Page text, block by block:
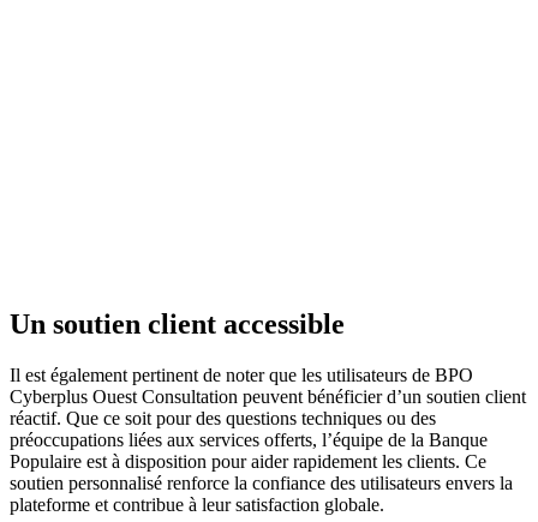
Un soutien client accessible
Il est également pertinent de noter que les utilisateurs de BPO
Cyberplus Ouest Consultation peuvent bénéficier d’un soutien client
réactif. Que ce soit pour des questions techniques ou des
préoccupations liées aux services offerts, l’équipe de la Banque
Populaire est à disposition pour aider rapidement les clients. Ce
soutien personnalisé renforce la confiance des utilisateurs envers la
plateforme et contribue à leur satisfaction globale.